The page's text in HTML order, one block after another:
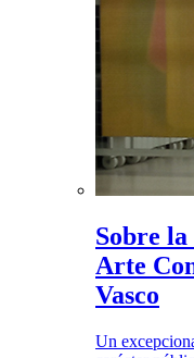
Sobre
Arte
Vasco
Un